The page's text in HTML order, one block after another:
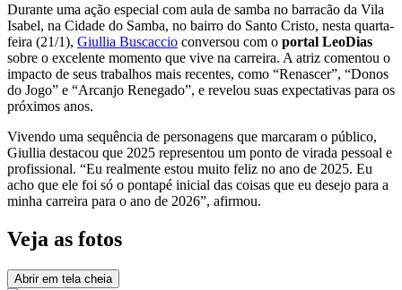
Durante uma ação especial com aula de samba no barracão da Vila
Isabel, na Cidade do Samba, no bairro do Santo Cristo, nesta quarta-
feira (21/1), Giullia Buscaccio conversou com o portal LeoDias
sobre o excelente momento que vive na carreira. A atriz comentou o
impacto de seus trabalhos mais recentes, como “Renascer”, “Donos
do Jogo” e “Arcanjo Renegado”, e revelou suas expectativas para os
próximos anos.
Vivendo uma sequência de personagens que marcaram o público,
Giullia destacou que 2025 representou um ponto de virada pessoal e
profissional. “Eu realmente estou muito feliz no ano de 2025. Eu
acho que ele foi só o pontapé inicial das coisas que eu desejo para a
minha carreira para o ano de 2026”, afirmou.
Veja as fotos
Abrir em tela cheia